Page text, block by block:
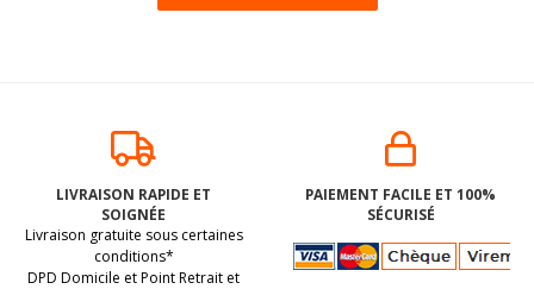
LIVRAISON RAPIDE ET
SOIGNÉE
Livraison gratuite sous certaines
conditions*
DPD Domicile et Point Retrait et
PAIEMENT FACILE ET 100%
SÉCURISÉ